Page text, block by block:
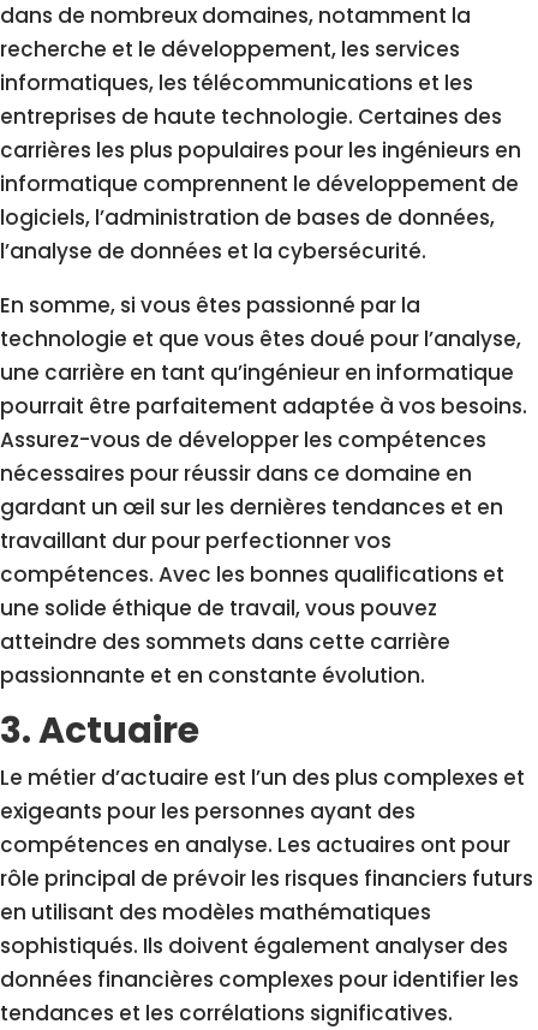
dans de nombreux domaines, notamment la
recherche et le développement, les services
informatiques, les télécommunications et les
entreprises de haute technologie. Certaines des
carrières les plus populaires pour les ingénieurs en
informatique comprennent le développement de
logiciels, l’administration de bases de données,
l’analyse de données et la cybersécurité.
En somme, si vous êtes passionné par la
technologie et que vous êtes doué pour l’analyse,
une carrière en tant qu’ingénieur en informatique
pourrait être parfaitement adaptée à vos besoins.
Assurez-vous de développer les compétences
nécessaires pour réussir dans ce domaine en
gardant un œil sur les dernières tendances et en
travaillant dur pour perfectionner vos
compétences. Avec les bonnes qualifications et
une solide éthique de travail, vous pouvez
atteindre des sommets dans cette carrière
passionnante et en constante évolution.
3. Actuaire
Le métier d’actuaire est l’un des plus complexes et
exigeants pour les personnes ayant des
compétences en analyse. Les actuaires ont pour
rôle principal de prévoir les risques financiers futurs
en utilisant des modèles mathématiques
sophistiqués. Ils doivent également analyser des
données financières complexes pour identifier les
tendances et les corrélations significatives.